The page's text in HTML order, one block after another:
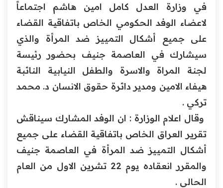
في وزارة العدل كامل امين هاشم اجتماعاً
لاعضاء الوفد الحكومي الخاص ‏باتفاقية القضاء
على جميع أشكال التمييز ضد المرأة والذي
‏سيشارك في العاصمة جنيف بحضور رئيسة
لجنة المراة والاسرة ‏والطفل النيابية النائبة
هيفاء الامين ومدير دائرة حقوق الانسان ‏د. محمد
تركي .‏
وقال اعلام الوزارة : ان الوفد المشارك سيناقش
تقرير العراق الخاص باتفاقية القضاء على جميع
‏أشكال التمييز ضد المرأة في العاصمة جنيف
والمقرر انعقاده ‏يوم 22 تشرين الاول من العام
الحالي .‏